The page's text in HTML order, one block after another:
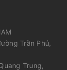
Trần Phú,
Trung,